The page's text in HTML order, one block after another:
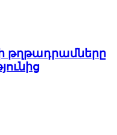
թղթադրամները